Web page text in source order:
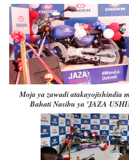
Moja ya zawadi atakayojishindia
Bahati Nasibu ya 'JAZA